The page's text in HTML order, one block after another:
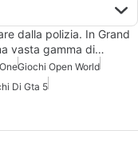
dalla polizia. In Grand
vasta gamma di…
Giochi Open World
Di Gta 5